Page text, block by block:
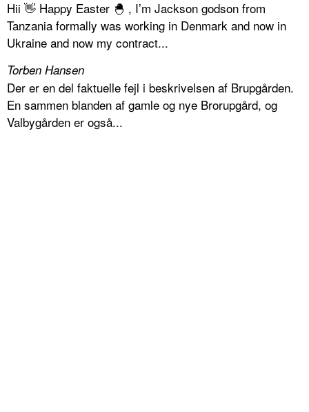
Hii 👋 Happy Easter 🐣 , I’m Jackson godson from
Tanzania formally was working in Denmark and now in
Ukraine and now my contract...
Torben Hansen
Der er en del faktuelle fejl i beskrivelsen af Brupgården.
En sammen blanden af gamle og nye Brorupgård, og
Valbygården er også...